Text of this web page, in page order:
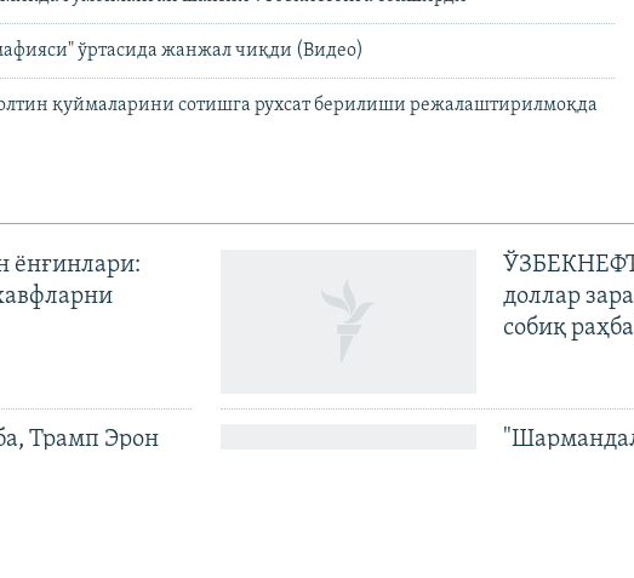
ўртасида жанжал чиқди (Видео)
қуймаларини сотишга рухсат берилиши режалаштирилмоқда
ёнғинлари:
Трамп Эрон
доллар
собиқ